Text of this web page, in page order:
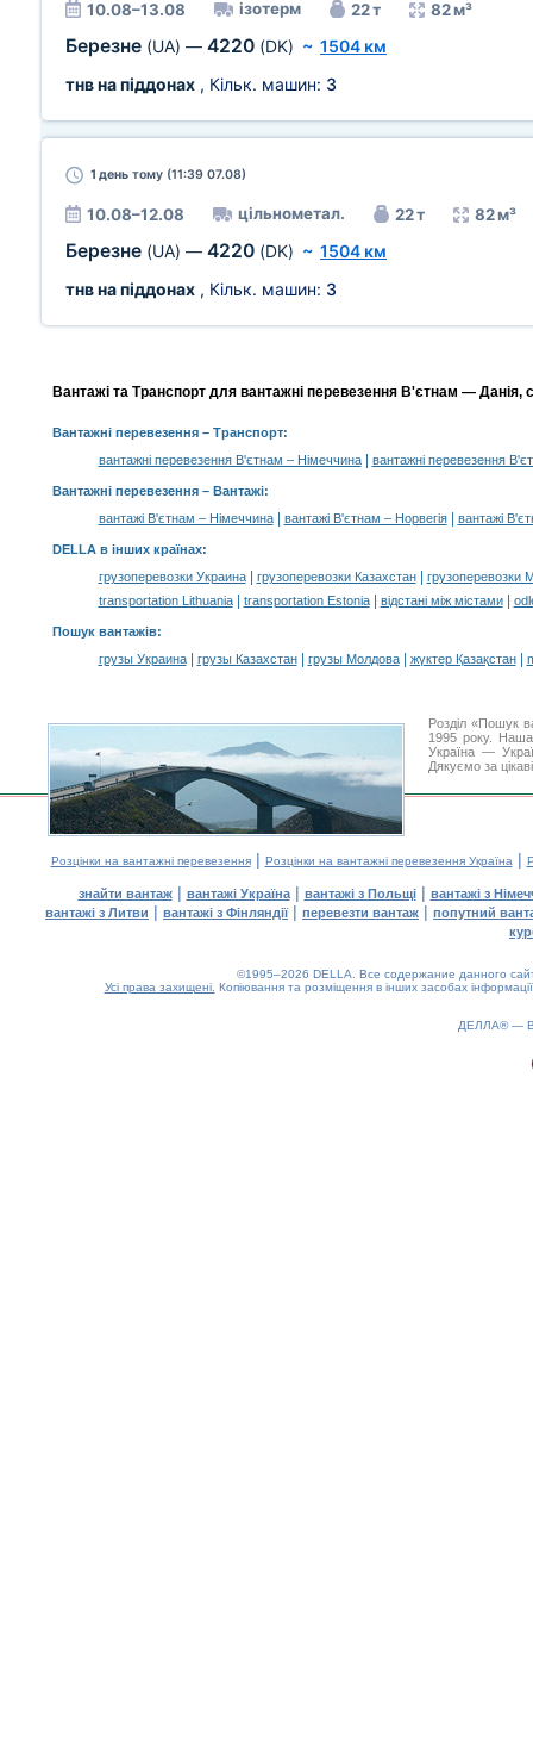
10.08–13.08 ізотерм 22 т 82 м³
Березне (UA) — 4220 (DK) ~ 1504 км
тнв на піддонах , Кільк. машин: 3
1 день тому (11:39 07.08)
10.08–12.08 цільнометал. 22 т 82 м³
Березне (UA) — 4220 (DK) ~ 1504 км
тнв на піддонах , Кільк. машин: 3
Вантажі та Транспорт для вантажні перевезення В'єтнам — Данія,
Вантажні перевезення– Транспорт:
вантажні перевезення В'єтнам – Німеччина| вантажні перевезення
Вантажні перевезення – Вантажі:
вантажі В'єтнам – Німеччина| вантажі В'єтнам – Норвегія| вантажі
DELLA в інших країнах:
грузоперевозки Украина| грузоперевозки Казахстан|
грузоперевозки
transportation Lithuania| transportation Estonia| відстані між містами|
Пошук вантажів:
грузы Украина| грузы Казахстан| грузы Молдова| жүктер Қазақстан|
Розділ «Пошук
1995 року. Наша
Україна —
Дякуємо за
Розцінки на вантажні перевезення| Розцінки на вантажні перевезення Україна |
знайти вантаж| вантажі Україна| вантажі з Польщі| вантажі з
вантажі з Литви | вантажі з Фінляндії| перевезти вантаж | попутний
©1995–2026 DELLA. Все содержание данного
Усі права захищені. Копіювання та розміщення в інших засобах
ДЕЛЛА® —